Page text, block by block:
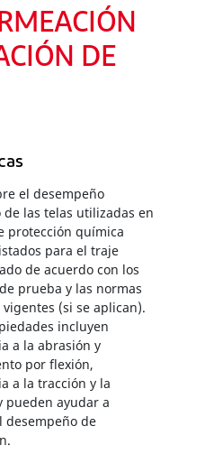
DE
el desempeño
de las telas utilizadas en
protección química
para el traje
de acuerdo con los
prueba y las normas
(si se aplican).
incluyen
a la abrasión y
por flexión,
a la tracción y la
pueden ayudar a
desempeño de